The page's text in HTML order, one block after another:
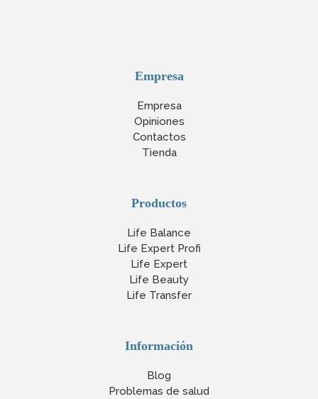
Empresa
Empresa
Opiniones
Contactos
Tienda
Productos
Life Balance
Life Expert Profi
Life Expert
Life Beauty
Life Transfer
Información
Blog
Problemas de salud